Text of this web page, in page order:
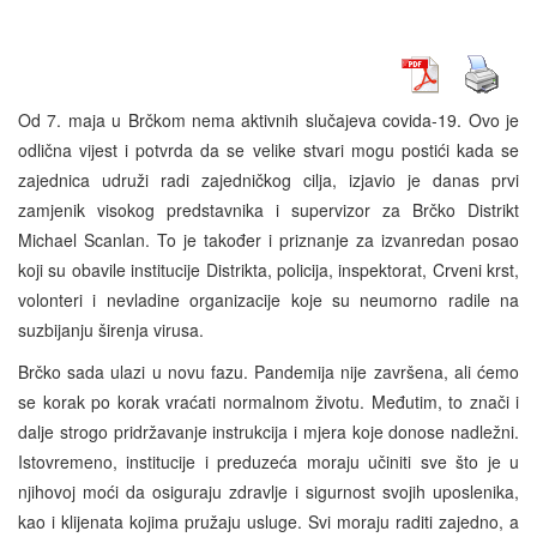
Od 7. maja u Brčkom nema aktivnih slučajeva covida-19. Ovo je
odlična vijest i potvrda da se velike stvari mogu postići kada se
zajednica udruži radi zajedničkog cilja, izjavio je danas prvi
zamjenik visokog predstavnika i supervizor za Brčko Distrikt
Michael Scanlan. To je također i priznanje za izvanredan posao
koji su obavile institucije Distrikta, policija, inspektorat, Crveni krst,
volonteri i nevladine organizacije koje su neumorno radile na
suzbijanju širenja virusa.
Brčko sada ulazi u novu fazu. Pandemija nije završena, ali ćemo
se korak po korak vraćati normalnom životu. Međutim, to znači i
dalje strogo pridržavanje instrukcija i mjera koje donose nadležni.
Istovremeno, institucije i preduzeća moraju učiniti sve što je u
njihovoj moći da osiguraju zdravlje i sigurnost svojih uposlenika,
kao i klijenata kojima pružaju usluge. Svi moraju raditi zajedno, a